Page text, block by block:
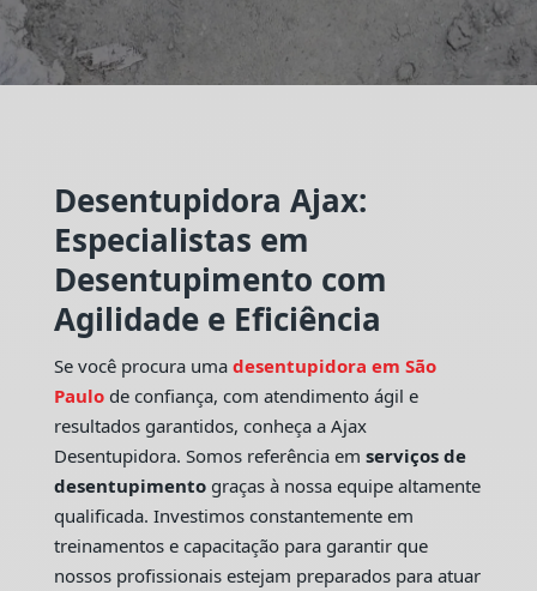
Desentupidora Ajax:
Especialistas em
Desentupimento com
Agilidade e Eficiência
Se você procura uma desentupidora em São
Paulo de confiança, com atendimento ágil e
resultados garantidos, conheça a Ajax
Desentupidora. Somos referência em serviços de
desentupimentograças à nossa equipe altamente
qualificada. Investimos constantemente em
treinamentos e capacitação para garantir que
nossos profissionais estejam preparados para atuar